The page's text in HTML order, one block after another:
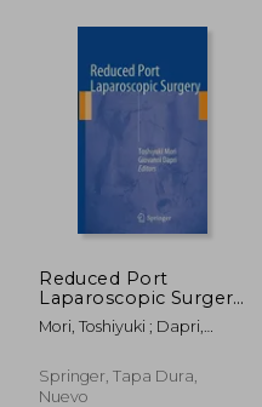
dcto. $ 139.74
Reduced Port
Laparoscopic Surgery
(en Inglés)
Mori, Toshiyuki ; Dapri,
Springer, Tapa Dura,
Nuevo